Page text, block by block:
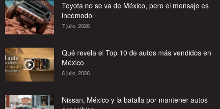
Toyota no se va de México, pero el mensaje es
incómodo
7 julio, 2026
Qué revela el Top 10 de autos más vendidos en
México
6 julio, 2026
Nissan, México y la batalla por mantener autos